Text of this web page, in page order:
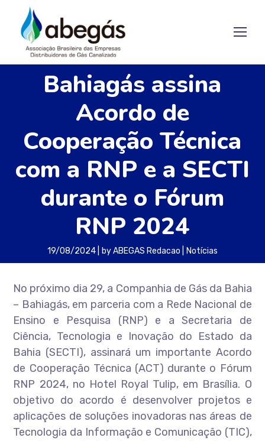
Bahiagás assina
Acordo de
Cooperação Técnica
com a RNP e a SECTI
durante o Fórum
RNP 2024
19/08/2024 byABEGAS Redacao Notícias
No próximo dia 29, a Companhia de Gás da Bahia
– Bahiagás, em parceria com a Rede Nacional de
Ensino e Pesquisa (RNP) e a Secretaria de
Ciência, Tecnologia e Inovação do Estado da
Bahia (SECTI), assinará um importante Acordo
de Cooperação Técnica (ACT) durante o Fórum
RNP 2024, no Hotel Royal Tulip, em Brasília. O
objetivo do acordo é desenvolver projetos e
aplicações de soluções inovadoras nas áreas de
Tecnologia da Informação e Comunicação (TIC),